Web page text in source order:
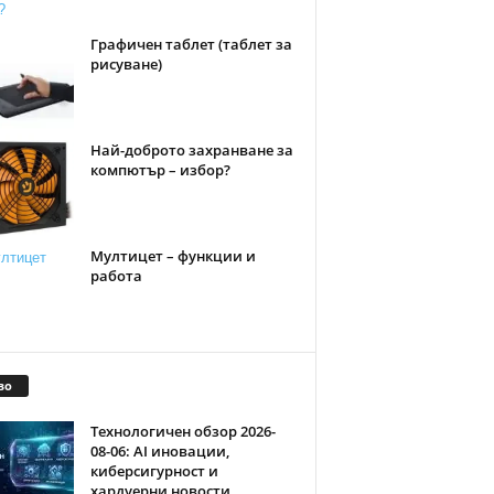
Графичен таблет (таблет за
рисуване)
Най-доброто захранване за
компютър – избор?
Мултицет – функции и
работа
Технологичен обзор 2026-
08-06: AI иновации,
киберсигурност и